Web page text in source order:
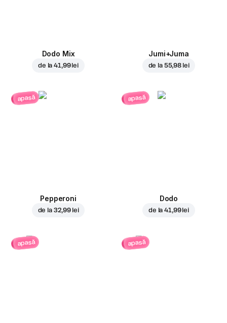
Dodo Mix
de la41,99 lei
Jumi+Juma
de la 55,98 lei
apasă
Pepperoni
de la 32,99 lei
apasă
Dodo
de la41,99 lei
apasă apasă